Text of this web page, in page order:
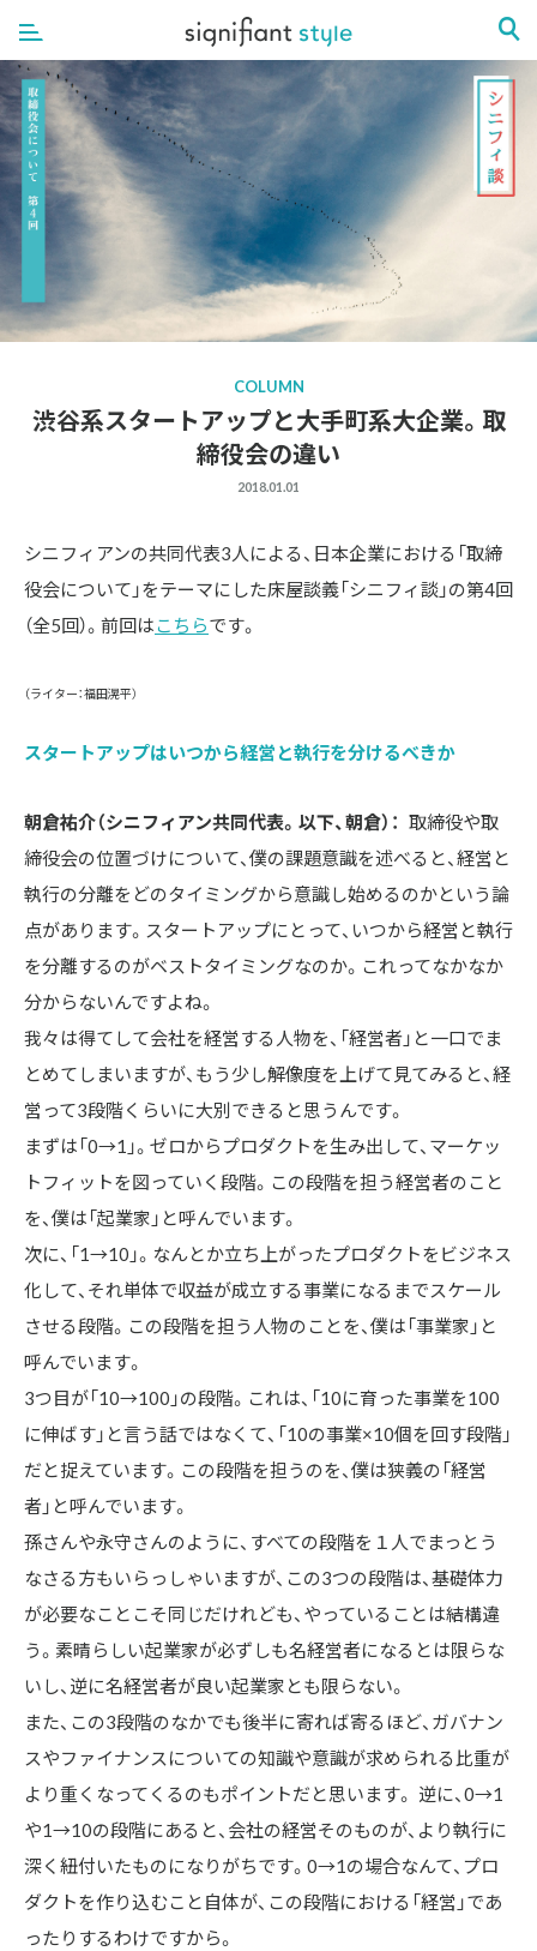
COLUMN
渋谷系スタートアップと大手町系大企業。取
締役会の違い
2018.01.01
シニフィアンの共同代表3人による、日本企業における「取締
役会について」をテーマにした床屋談義「シニフィ談」の第4回
（全5回）。前回はこちらです。
（ライター：福田滉平）
スタートアップはいつから経営と執行を分けるべきか
朝倉祐介（シニフィアン共同代表。以下、朝倉）： 取締役や取
締役会の位置づけについて、僕の課題意識を述べると、経営と
執行の分離をどのタイミングから意識し始めるのかという論
点があります。スタートアップにとって、いつから経営と執行
を分離するのがベストタイミングなのか。これってなかなか
分からないんですよね。
我々は得てして会社を経営する人物を、「経営者」と一口でま
とめてしまいますが、もう少し解像度を上げて見てみると、経
営って3段階くらいに大別できると思うんです。
まずは「0→1」。ゼロからプロダクトを生み出して、マーケッ
トフィットを図っていく段階。この段階を担う経営者のこと
を、僕は「起業家」と呼んでいます。
次に、「1→10」。なんとか立ち上がったプロダクトをビジネス
化して、それ単体で収益が成立する事業になるまでスケール
させる段階。この段階を担う人物のことを、僕は「事業家」と
呼んでいます。
3つ目が「10→100」の段階。これは、「10に育った事業を100
に伸ばす」と言う話ではなくて、「10の事業×10個を回す段階」
だと捉えています。この段階を担うのを、僕は狭義の「経営
者」と呼んでいます。
孫さんや永守さんのように、すべての段階を１人でまっとう
なさる方もいらっしゃいますが、この3つの段階は、基礎体力
が必要なことこそ同じだけれども、やっていることは結構違
う。素晴らしい起業家が必ずしも名経営者になるとは限らな
いし、逆に名経営者が良い起業家とも限らない。
また、この3段階のなかでも後半に寄れば寄るほど、ガバナン
スやファイナンスについての知識や意識が求められる比重が
より重くなってくるのもポイントだと思います。 逆に、0→1
や1→10の段階にあると、会社の経営そのものが、より執行に
深く紐付いたものになりがちです。0→1の場合なんて、プロ
ダクトを作り込むこと自体が、この段階における「経営」であ
ったりするわけですから。